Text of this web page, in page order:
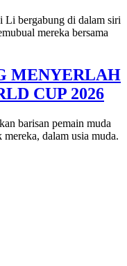
Li bergabung di dalam siri
mereka bersama
MENYERLAH
CUP 2026
barisan pemain muda
dalam usia muda.